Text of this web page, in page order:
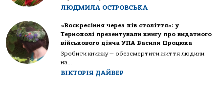
ЛЮДМИЛА ОСТРОВСЬКА
«Воскресіння через пів століття»: у
Тернополі презентували книгу про видатного
військового діяча УПА Василя Процюка
Зробити книжку — обезсмертити життя людини
на...
ВІКТОРІЯ ДАЙВЕР